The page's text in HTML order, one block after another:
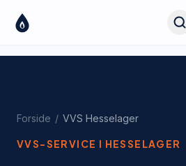
Forside / VVS Hesselager
VVS-SERVICE I HESSELAGER